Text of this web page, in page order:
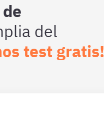
del
test gratis!